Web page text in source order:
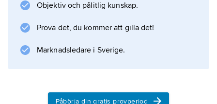
Objektiv och pålitlig kunskap.
Prova det, du kommer att gilla det!
Marknadsledare i Sverige.
Påbörja din gratis provperiod